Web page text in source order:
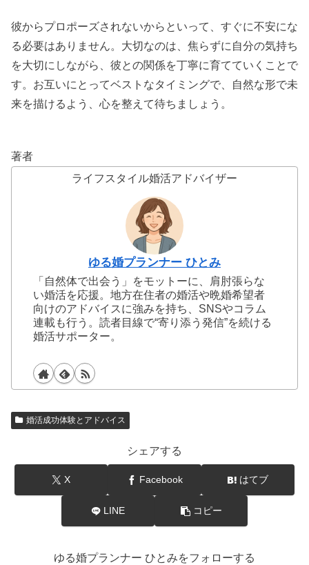
彼からプロポーズされないからといって、すぐに不安にな
る必要はありません。大切なのは、焦らずに自分の気持ち
を大切にしながら、彼との関係を丁寧に育てていくことで
す。お互いにとってベストなタイミングで、自然な形で未
来を描けるよう、心を整えて待ちましょう。
著者
ライフスタイル婚活アドバイザー
ゆる婚プランナー ひとみ
「自然体で出会う」をモットーに、肩肘張らな
い婚活を応援。地方在住者の婚活や晩婚希望者
向けのアドバイスに強みを持ち、SNSやコラム
連載も行う。読者目線で“寄り添う発信”を続ける
婚活サポーター。
婚活成功体験とアドバイス
シェアする
X Facebook はてブ
LINE コピー
ゆる婚プランナー ひとみをフォローする